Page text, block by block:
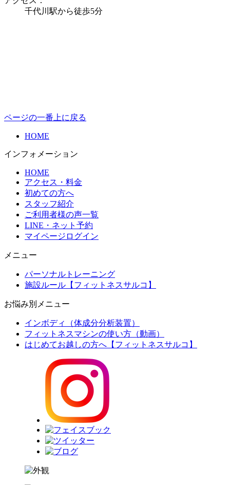
千代川駅から徒歩5分
ページの一番上に戻る
HOME
インフォメーション
HOME
アクセス・料金
初めての方へ
スタッフ紹介
ご利用者様の声一覧
LINE・ネット予約
マイページログイン
メニュー
パーソナルトレーニング
施設ルール【フィットネスサルコ】
お悩み別メニュー
インボディ（体成分分析装置）
フィットネスマシンの使い方（動画）
はじめてお越しの方へ【フィットネスサルコ】